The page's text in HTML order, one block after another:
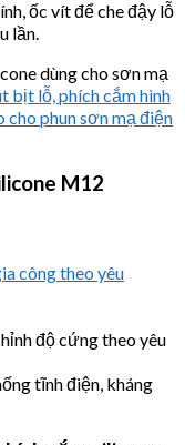
ốc vít để che đậy lỗ
lần.
dùng cho sơn mạ
bịt lỗ, phích cắm hình
cho phun sơn mạ điện
M12
công theo yêu
độ cứng theo yêu
tĩnh điện, kháng